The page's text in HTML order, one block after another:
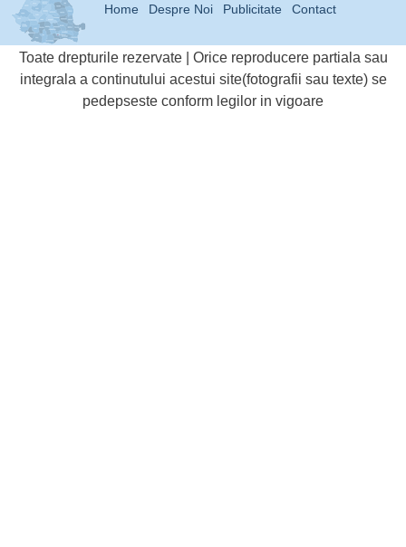
Home Despre Noi Publicitate Contact
Toate drepturile rezervate | Orice reproducere partiala sau
integrala a continutului acestui site(fotografii sau texte) se
pedepseste conform legilor in vigoare